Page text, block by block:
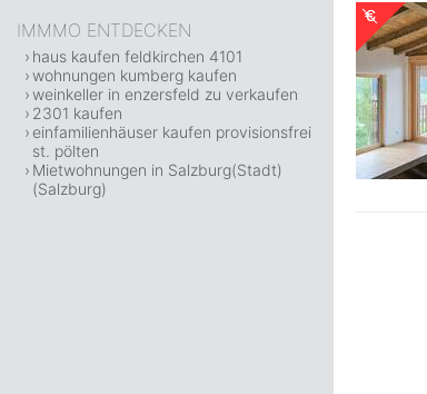
IMMMO ENTDECKEN
haus kaufen feldkirchen 4101
wohnungen kumberg kaufen
weinkeller in enzersfeld zu verkaufen
2301 kaufen
einfamilienhäuser kaufen provisionsfrei
st. pölten
Mietwohnungen in Salzburg(Stadt)
(Salzburg)